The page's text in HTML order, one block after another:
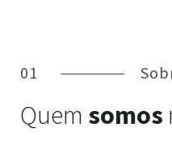
01
Quem somos